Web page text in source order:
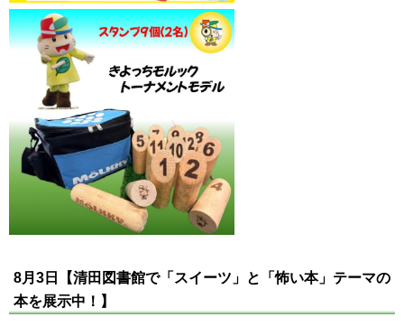
8月3日【清田図書館で「スイーツ」と「怖い本」テーマの
本を展示中！】